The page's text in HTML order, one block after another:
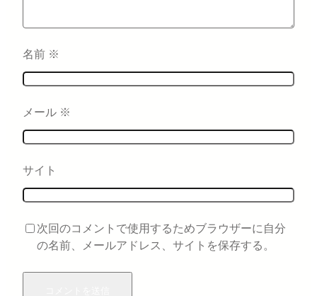
名前 ※
メール ※
サイト
次回のコメントで使用するためブラウザーに自分
の名前、メールアドレス、サイトを保存する。